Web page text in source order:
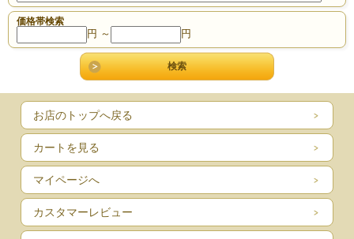
価格帯検索
円 ～ 円
お店のトップへ戻る
カートを見る
マイページへ
カスタマーレビュー